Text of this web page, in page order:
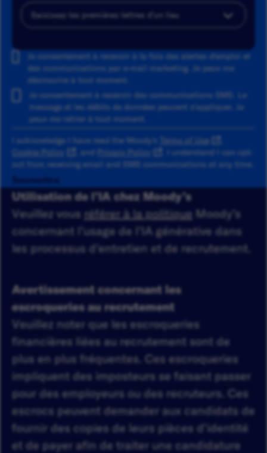
Je consentement à recevoir à la fois des alertes d'emploi et
des communications par e-mail marketing. Je peux me
désinscrire à tout moment.
Je consentement à recevoir des communications SMS. Le
message et les débits de données peuvent s'appliquer. Je
peux me retirer à tout moment.
I acknowledge I have read the Moody's
Terms of Use
Cookie Policy
, and Privacy Policy
. I understand I can opt-
out from receiving email and SMS communications at any time.
Soumettre
Utilisation de l’IA chez Moody’s
Veuillez vous référer à la politique Moody’s
concernant l’usage de l’IA générative dans
les processus d’entretien et de recrutement.
Avertissement concernant les
escroqueries au recrutement
Veuillez noter que les escroqueries
financières liées au recrutement sont de
plus en plus fréquentes. Ces escroqueries
impliquent des imposteurs se faisant passer
pour des employeurs ou des recruteurs. Ces
escrocs peuvent demander aux candidats de
fournir des copies de leurs pièces d'identité
et de payer afin de traiter une candidature